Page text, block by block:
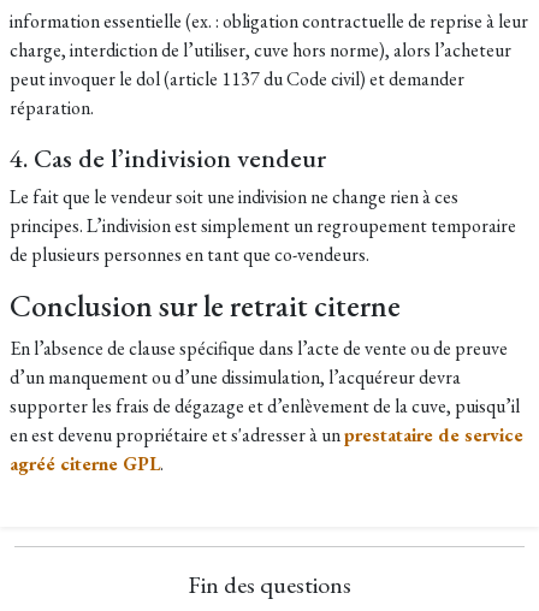
information essentielle (ex. : obligation contractuelle de reprise à leur
charge, interdiction de l’utiliser, cuve hors norme), alors l’acheteur
peut invoquer le dol (article 1137 du Code civil) et demander
réparation.
4. Cas de l’indivision vendeur
Le fait que le vendeur soit une indivision ne change rien à ces
principes. L’indivision est simplement un regroupement temporaire
de plusieurs personnes en tant que co-vendeurs.
Conclusion sur le retrait citerne
En l’absence de clause spécifique dans l’acte de vente ou de preuve
d’un manquement ou d’une dissimulation, l’acquéreur devra
supporter les frais de dégazage et d’enlèvement de la cuve, puisqu’il
en est devenu propriétaire et s'adresser à unprestataire de service
agréé citerne GPL.
Fin des questions